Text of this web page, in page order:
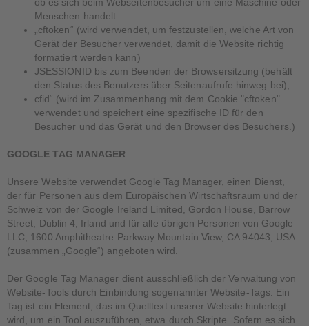
ob es sich beim Webseitenbesucher um eine Maschine oder
Menschen handelt.
„cftoken“ (wird verwendet, um festzustellen, welche Art von
Gerät der Besucher verwendet, damit die Website richtig
formatiert werden kann)
JSESSIONID bis zum Beenden der Browsersitzung (behält
den Status des Benutzers über Seitenaufrufe hinweg bei);
cfid“ (wird im Zusammenhang mit dem Cookie "cftoken"
verwendet und speichert eine spezifische ID für den
Besucher und das Gerät und den Browser des Besuchers.)
GOOGLE TAG MANAGER
Unsere Website verwendet Google Tag Manager, einen Dienst,
der für Personen aus dem Europäischen Wirtschaftsraum und der
Schweiz von der Google Ireland Limited, Gordon House, Barrow
Street, Dublin 4, Irland und für alle übrigen Personen von Google
LLC, 1600 Amphitheatre Parkway Mountain View, CA 94043, USA
(zusammen „Google“) angeboten wird.
Der Google Tag Manager dient ausschließlich der Verwaltung von
Website-Tools durch Einbindung sogenannter Website-Tags. Ein
Tag ist ein Element, das im Quelltext unserer Website hinterlegt
wird, um ein Tool auszuführen, etwa durch Skripte. Sofern es sich